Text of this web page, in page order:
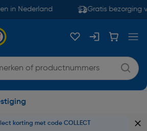
in Nederland Gratis bezorging
korting met code COLLECT